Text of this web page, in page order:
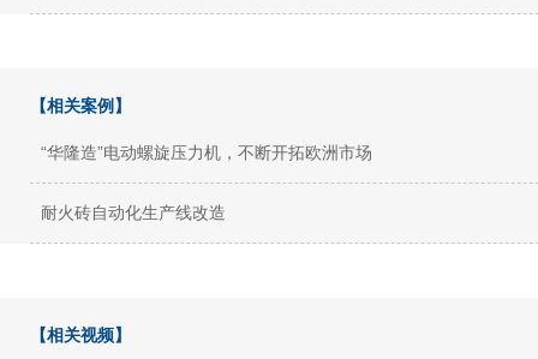
【相关案例】
“华隆造”电动螺旋压力机，不断开拓欧洲市场
耐火砖自动化生产线改造
【相关视频】